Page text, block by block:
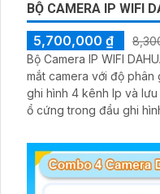
BỘ CAMERA IP WIFI
5,700,000 ₫
Bộ Camera IP WIFI
mắt camera với độ
ghi hình 4 kênh Ip và
ổ cứng trong đầu ghi
giám sát có màu vào